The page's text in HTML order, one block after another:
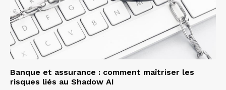
Banque et assurance : comment maîtriser les
risques liés au Shadow AI